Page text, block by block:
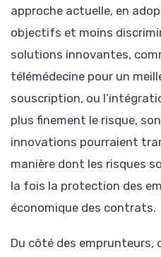
approche actuelle, en
objectifs et moins
solutions innovantes,
télémédecine pour un
souscription, ou
plus finement le risque,
innovations pourraient
manière dont les risques
la fois la protection des
économique des contrats.
Du côté des